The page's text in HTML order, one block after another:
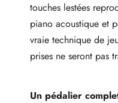
touches lestées
piano acoustique et
vraie technique de
prises ne seront pas
Un pédalier